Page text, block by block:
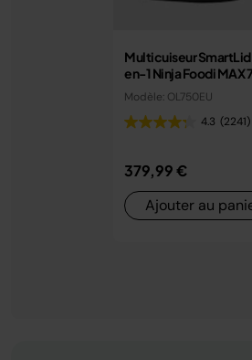
Multicuiseur SmartLid
en-1 Ninja Foodi MAX
avec couvercle
OL750EU
Modèle: OL750EU
4.3 (2241)
379,99 €
Ajouter au